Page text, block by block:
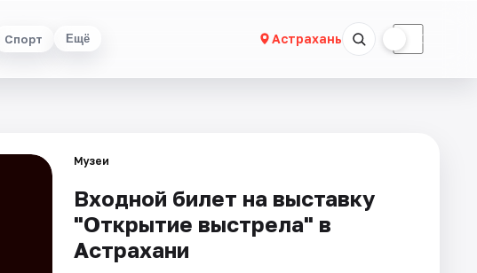
Спорт Ещё Астрахань ☾
Музеи
Входной билет на выставку
"Открытие выстрела" в
Астрахани